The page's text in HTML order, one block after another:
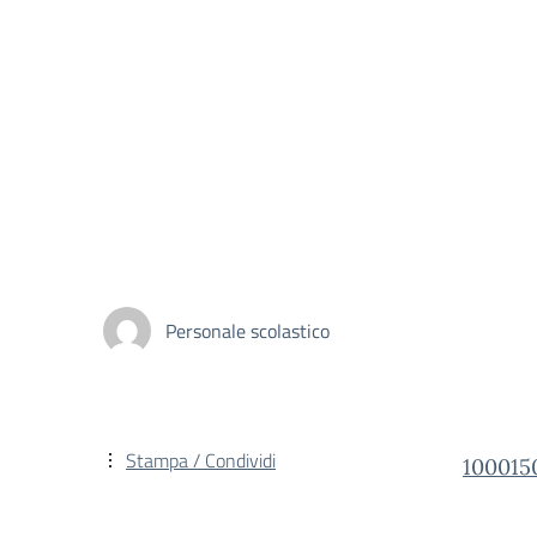
Personale scolastico
Stampa / Condividi